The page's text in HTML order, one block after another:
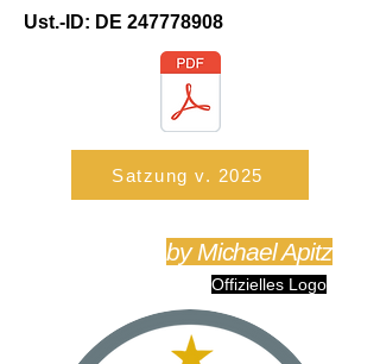
Ust.-ID: DE 247778908
Satzung v. 2025
by Michael Apitz
Offizielles Logo